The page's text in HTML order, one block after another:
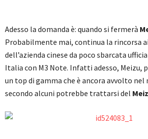
Adesso la domanda è: quando si fermerà
Probabilmente mai, continua la rincorsa
dell’azienda cinese da poco sbarcata
Italia con M3 Note. Infatti adesso, Meizu,
un top di gamma che è ancora avvolto nel
secondo alcuni potrebbe trattarsi del